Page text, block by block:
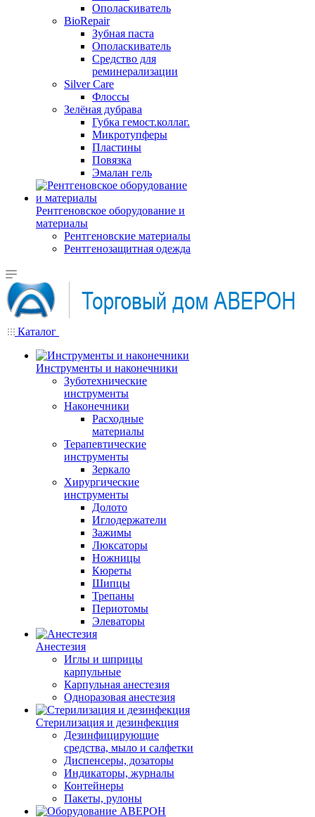
Ополаскиватель
BioRepair
Зубная паста
Ополаскиватель
Средство для
реминерализации
Silver Care
Флоссы
Зелёная дубрава
Губка гемост.коллаг.
Микротупферы
Пластины
Повязка
Эмалан гель
Рентгеновское оборудование и
материалы
Рентгеновские материалы
Рентгенозащитная одежда
Каталог
Инструменты и наконечники
Зуботехнические
инструменты
Наконечники
Расходные
материалы
Терапевтические
инструменты
Зеркало
Хирургические
инструменты
Долото
Иглодержатели
Зажимы
Люксаторы
Ножницы
Кюреты
Шипцы
Трепаны
Периотомы
Элеваторы
Анестезия
Иглы и шприцы
карпульные
Карпульная анестезия
Одноразовая анестезия
Стерилизация и дезинфекция
Дезинфицирующие
средства, мыло и салфетки
Диспенсеры, дозаторы
Индикаторы, журналы
Контейнеры
Пакеты, рулоны